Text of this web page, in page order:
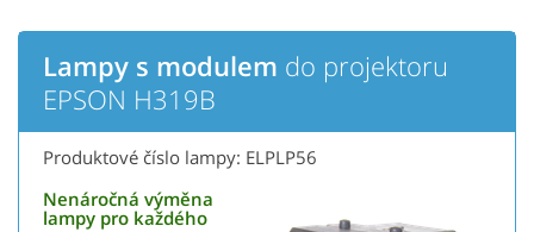
Lampy s modulem do projektoru
EPSON H319B
Produktové číslo lampy: ELPLP56
Nenáročná výměna
lampy pro každého